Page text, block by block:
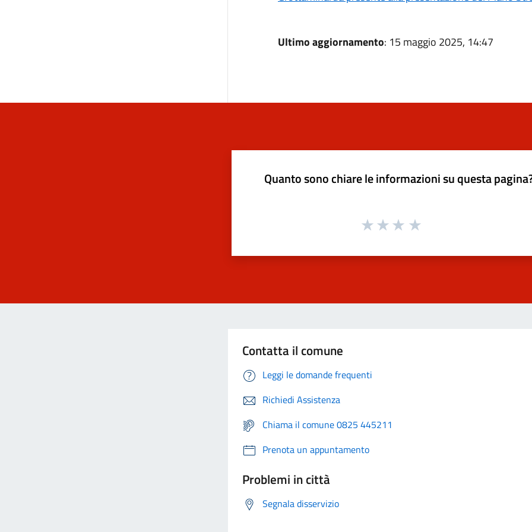
Ultimo aggiornamento: 15 maggio 2025, 14:47
Quanto sono chiare le informazioni su questa
Contatta il comune
Leggi le domande frequenti
Richiedi Assistenza
Chiama il comune 0825 445211
Prenota un appuntamento
Problemi in città
Segnala disservizio